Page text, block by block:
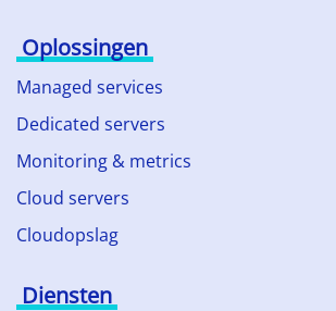
Oplossingen
Managed services
Dedicated servers
Monitoring & metrics
Cloud servers
Cloudopslag
Diensten